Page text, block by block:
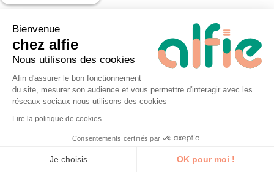
Coordonnées
144, rue Bellamy 44000 Nantes
bonjour@alfieformation.com
02 55 99 46 86
Apprenants
Bienvenue
chez alfie
Nous utilisons des cookies
Afin d'assurer le bon fonctionnement
du site, mesurer son audience et vous permettre d'interagir avec les
réseaux sociaux nous utilisons des cookies
Lire la politique de cookies
Consentements certifiés par
Je choisis OK pour moi !